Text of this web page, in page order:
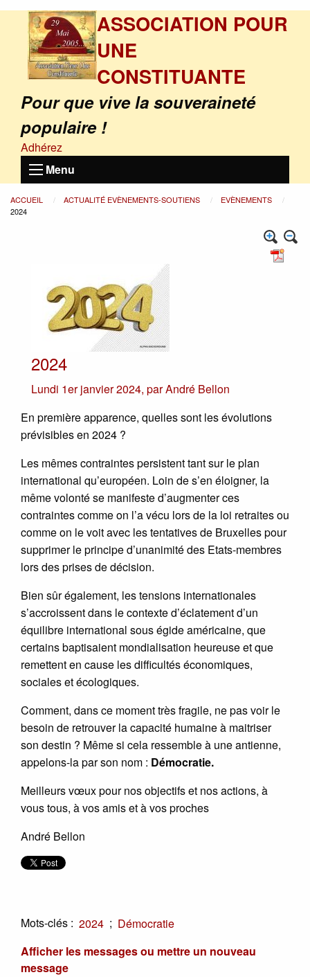
ASSOCIATION POUR
UNE
CONSTITUANTE
Pour que vive la souveraineté
populaire !
Adhérez
Menu
ACCUEIL ACTUALITÉ EVÈNEMENTS-SOUTIENS
EVÈNEMENTS
2024
2024
Lundi 1er janvier 2024, parAndré Bellon
En première apparence, quelles sont les évolutions
prévisibles en 2024 ?
Les mêmes contraintes persistent tant sur le plan
international qu’européen. Loin de s’en éloigner, la
même volonté se manifeste d’augmenter ces
contraintes comme on l’a vécu lors de la loi retraites ou
comme on le voit avec les tentatives de Bruxelles pour
supprimer le principe d’unanimité des Etats-membres
lors des prises de décision.
Bien sûr également, les tensions internationales
s’accroissent dans le contexte d’éclatement d’un
équilibre international sous égide américaine, que
certains baptisaient mondialisation heureuse et que
remettent en cause les difficultés économiques,
sociales et écologiques.
Comment, dans ce moment très fragile, ne pas voir le
besoin de retrouver la capacité humaine à maitriser
son destin ? Même si cela ressemble à une antienne,
appelons-la par son nom : Démocratie.
Meilleurs vœux pour nos objectifs et nos actions, à
vous tous, à vos amis et à vos proches
André Bellon
Mots-clés : 2024 ; Démocratie
Afficher les messages ou mettre un nouveau
message